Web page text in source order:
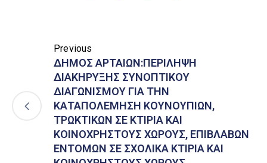
Previous
ΔΗΜΟΣ ΑΡΤΑΙΩΝ:ΠΕΡΙΛΗΨΗ
ΔΙΑΚΗΡΥΞΗΣ ΣΥΝΟΠΤΙΚΟΥ
ΔΙΑΓΩΝΙΣΜΟΥ ΓΙΑ ΤΗΝ
ΚΑΤΑΠΟΛΕΜΗΣΗ ΚΟΥΝΟΥΠΙΩΝ,
ΤΡΩΚΤΙΚΩΝ ΣΕ ΚΤΙΡΙΑ ΚΑΙ
ΚΟΙΝΟΧΡΗΣΤΟΥΣ ΧΩΡΟΥΣ, ΕΠΙΒΛΑΒΩΝ
ΕΝΤΟΜΩΝ ΣΕ ΣΧΟΛΙΚΑ ΚΤΙΡΙΑ ΚΑΙ